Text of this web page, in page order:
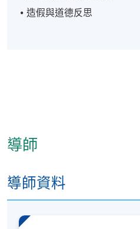
造假與道德反思
導師
導師資料